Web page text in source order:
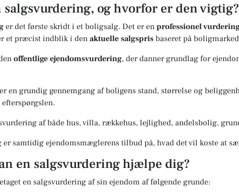
salgsvurdering, og hvorfor er den vigtig?
er det første skridt i et boligsalg. Det er en professionel
et præcist indblik i den aktuelle salgspris baseret på
offentlige ejendomsvurdering, der danner grundlag for
en grundig gennemgang af boligens stand, størrelse og
efterspørgslen.
af både hus, villa, rækkehus, lejlighed, andelsbolig,
er samtidig ejendomsmæglerens tilbud på, hvad det vil koste at
en salgsvurdering hjælpe dig?
en salgsvurdering af sin ejendom af følgende grunde: